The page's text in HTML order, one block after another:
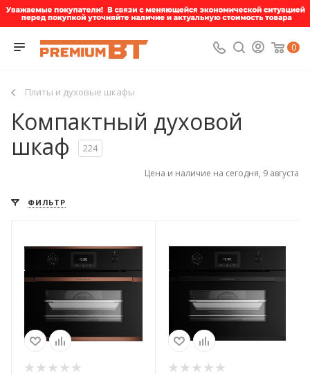
0
Плиты и духовые шкафы
Компактный духовой
шкаф
224
Цена и наличие на сегодня, 9 августа
ФИЛЬТР